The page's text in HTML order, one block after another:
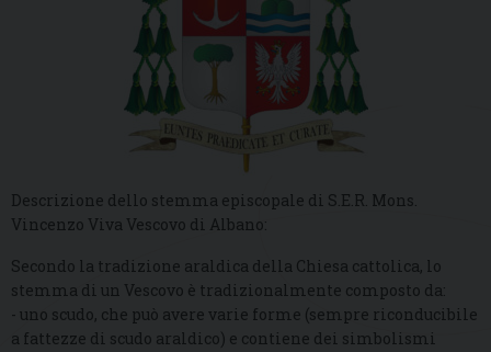
Descrizione dello stemma episcopale di S.E.R. Mons.
Vincenzo Viva Vescovo di Albano:
Secondo la tradizione araldica della Chiesa cattolica, lo
stemma di un Vescovo è tradizionalmente composto da:
- uno scudo, che può avere varie forme (sempre riconducibile
a fattezze di scudo araldico) e contiene dei simbolismi